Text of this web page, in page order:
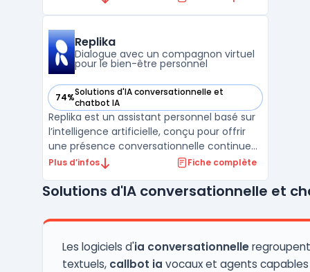
œuvre des agents humains virtuels pour la
gestion ...
Replika
Dialogue avec un compagnon virtuel
pour le bien-être personnel
74%Solutions d'IA conversationnelle et
chatbot IA
— voir Replika dans cette catégorie
Replika est un assistant personnel basé sur
l’intelligence artificielle, conçu pour offrir
une présence conversationnelle continue
et personnalisable. Il est accessible via
réalité virtuelle. Ce service s’adresse à ceux
compagnon ...
Plus d’infos Fiche complète
Solutions d'IA conversationnelle et
Les logiciels d'ia conversationnelle
textuels, callbot ia vocaux et agents